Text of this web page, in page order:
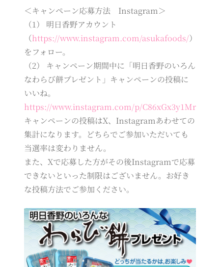
＜キャンペーン応募方法 Instagram＞
（1） 明日香野アカウント
（https://www.instagram.com/asukafoods/）
をフォロー。
（2） キャンペーン期間中に「明日香野のいろん
なわらび餅プレゼント」キャンペーンの投稿に
いいね。
https://www.instagram.com/p/C86xGx3y1Mr
キャンペーンの投稿はX、Instagramあわせての
集計になります。どちらでご参加いただいても
当選率は変わりません。
また、Xで応募した方がその後Instagramで応募
できないといった制限はございません。お好き
な投稿方法でご参加ください。